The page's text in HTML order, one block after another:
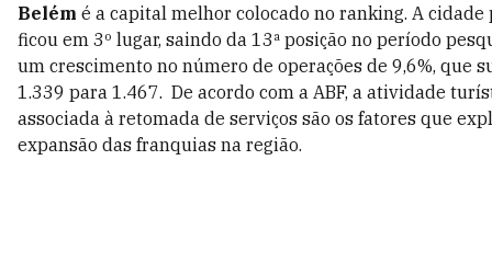
Belém é a capital melhor colocado no ranking. A cidade
ficou em 3º lugar, saindo da 13ª posição no período
um crescimento no número de operações de 9,6%, que
1.339 para 1.467. De acordo com a ABF, a atividade
associada à retomada de serviços são os fatores que
expansão das franquias na região.